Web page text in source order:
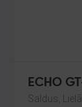
ECHO
Saldus,